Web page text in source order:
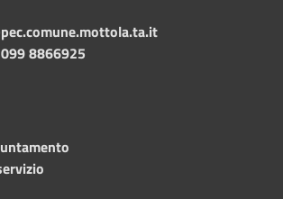
099 8866925